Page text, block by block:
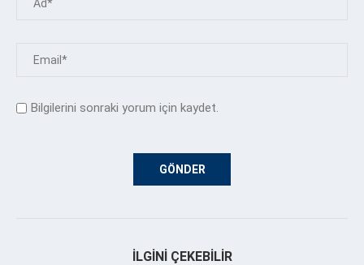
Bilgilerini sonraki yorum için kaydet.
İLGINI ÇEKEBILIR